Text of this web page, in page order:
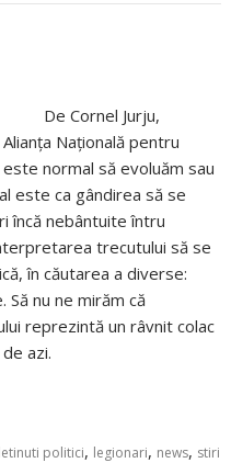
De Cornel Jurju,
Națională pentru
normal să evoluăm sau
este ca gândirea să se
încă nebântuite întru
trecutului să se
în căutarea a diverse:
nu ne mirăm că
reprezintă un râvnit colac
azi.
politici, legionari, news, stiri